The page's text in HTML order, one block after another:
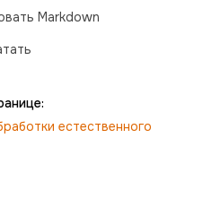
Markdown
естественного